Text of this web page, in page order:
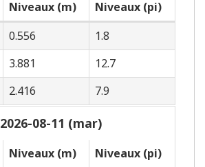
Niveaux (m)
Niveaux (pi)
0.556
1.8
3.881
12.7
2.416 7.9
2026-08-11 (mar)
Niveaux (m)
Niveaux (pi)